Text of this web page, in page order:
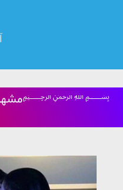
ٖؒ﷽‌مشهـב⁰⁵¹ ایران‌ٖؒ﷽